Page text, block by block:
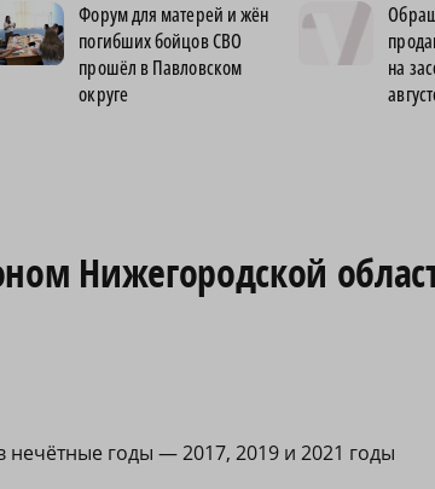
Форум для матерей и жён
погибших бойцов СВО
прошёл в Павловском
округе
на
Нижегородской
нечётные годы — 2017, 2019 и 2021 годы